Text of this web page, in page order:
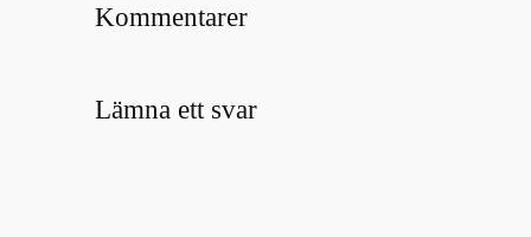
Kommentarer
Lämna ett svar